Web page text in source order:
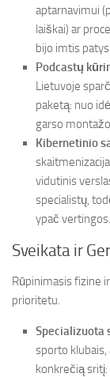
aptarnavimui
laiškai) ar
bijo imtis patys.
Podcastų
Lietuvoje
paketą: nuo
garso
Kibernetinio
vidutinis
specialistų,
ypač vertingos.
Sveikata ir
Rūpinimasis fizine
prioritetu.
Specializuota
sporto
konkrečią